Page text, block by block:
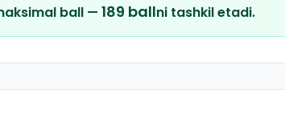
ball — 189 ballni tashkil etadi.